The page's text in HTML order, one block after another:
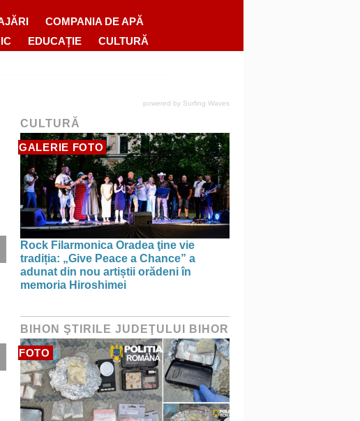
COMPANIA DE APĂ
EDUCAȚIE CULTURĂ
powered by Surfing Waves
CULTURĂ
GALERIE FOTO
Rock Filarmonica Oradea ţine vie
tradiția: „Give Peace a Chance” a
adunat din nou artiștii orădeni în
memoria Hiroshimei
BIHON ŞTIRILE JUDEŢULUI BIHOR
FOTO